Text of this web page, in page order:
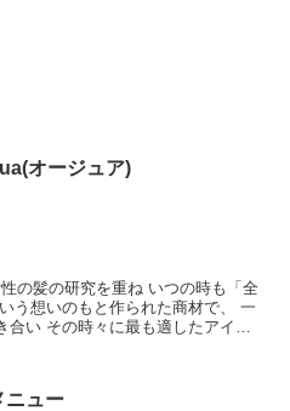
オージュア)
の髪の研究を重ね いつの時も「全
う想いのもと作られた商材で、 一
い その時々に最も適したアイテ
ニュー